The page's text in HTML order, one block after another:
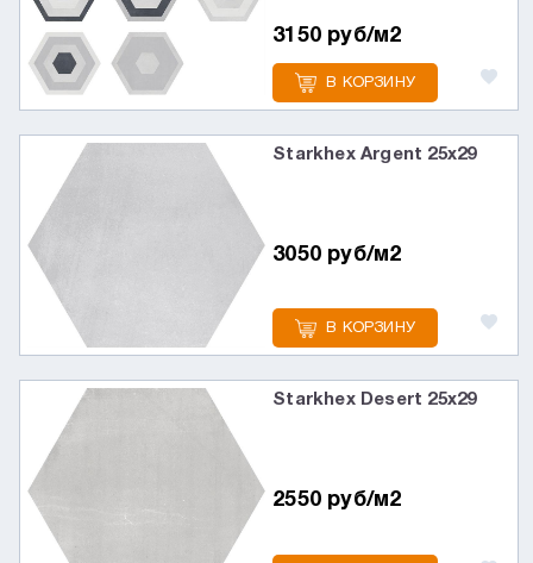
3150 руб/м2
В КОРЗИНУ
Starkhex Argent 25х29
3050 руб/м2
В КОРЗИНУ
Starkhex Desert 25х29
2550 руб/м2